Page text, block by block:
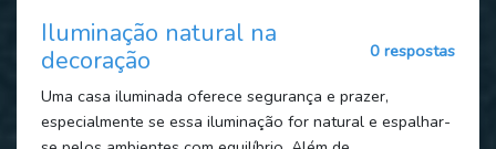
Iluminação natural na
decoração
0 respostas
Uma casa iluminada oferece segurança e prazer,
especialmente se essa iluminação for natural e espalhar-